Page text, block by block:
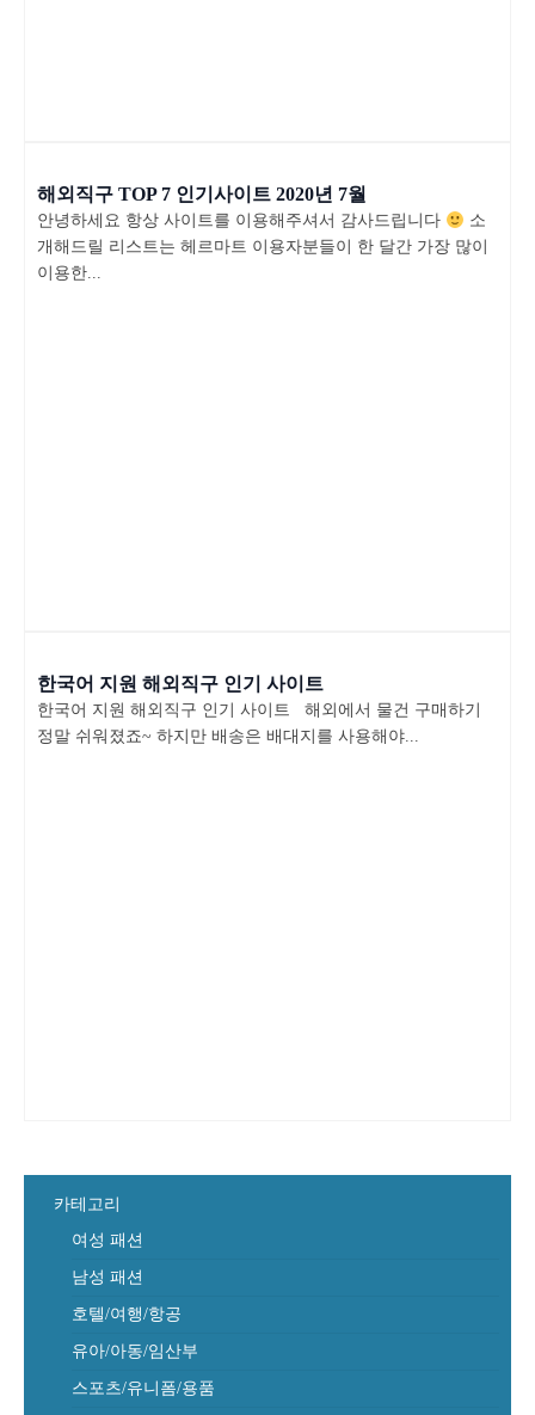
해외직구 TOP 7 인기사이트 2020년 7월
안녕하세요 항상 사이트를 이용해주셔서 감사드립니다
소
개해드릴 리스트는 헤르마트 이용자분들이 한 달간 가장 많이
이용한...
한국어 지원 해외직구 인기 사이트
한국어 지원 해외직구 인기 사이트 해외에서 물건 구매하기
정말 쉬워졌죠~ 하지만 배송은 배대지를 사용해야...
카테고리
여성 패션
남성 패션
호텔/여행/항공
유아/아동/임산부
스포츠/유니폼/용품